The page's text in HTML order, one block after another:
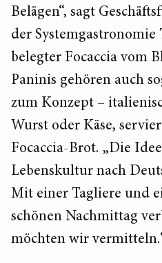
Belägen“, sagt
der Systemgastronomie
belegter Focaccia vom
Paninis gehören auch
zum Konzept –
Wurst oder Käse,
Focaccia-Brot. „Die
Lebenskultur nach
Mit einer Tagliere und
schönen Nachmittag
möchten wir